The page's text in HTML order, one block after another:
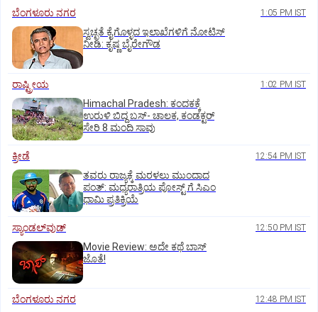
ಬೆಂಗಳೂರು ನಗರ 1:05 PM IST
ಸ್ವಚ್ಛತೆ ಕೈಗೊಳ್ಳದ ಇಲಾಖೆಗಳಿಗೆ ನೋಟಿಸ್‌
ನೀಡಿ: ಕೃಷ್ಣ ಬೈರೇಗೌಡ
ರಾಷ್ಟ್ರೀಯ 1:02 PM IST
Himachal Pradesh: ಕಂದಕಕ್ಕೆ
ಉರುಳಿ ಬಿದ್ದ ಬಸ್-‌ ಚಾಲಕ, ಕಂಡಕ್ಟರ್‌
ಸೇರಿ 8 ಮಂದಿ ಸಾವು
ಕ್ರೀಡೆ 12:54 PM IST
ತವರು ರಾಜ್ಯಕ್ಕೆ ಮರಳಲು ಮುಂದಾದ
ಪಂತ್:‌ ಮಧ್ಯರಾತ್ರಿಯ ಪೋಸ್ಟ್‌ ಗೆ ಸಿಎಂ
ಧಾಮಿ ಪ್ರತಿಕ್ರಿಯೆ
ಸ್ಯಾಂಡಲ್‌ವುಡ್‌ 12:50 PM IST
Movie Review: ಅದೇ ಕಥೆ ಬಾಸ್‌
ಜೊತೆ!
ಬೆಂಗಳೂರು ನಗರ 12:48 PM IST